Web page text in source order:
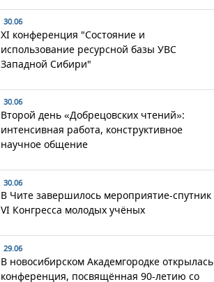
30.06
XI конференция "Состояние и
использование ресурсной базы УВС
Западной Сибири"
30.06
Второй день «Добрецовских чтений»:
интенсивная работа, конструктивное
научное общение
30.06
В Чите завершилось мероприятие-спутник
VI Конгресса молодых учёных
29.06
В новосибирском Академгородке открылась
конференция, посвящённая 90-летию со